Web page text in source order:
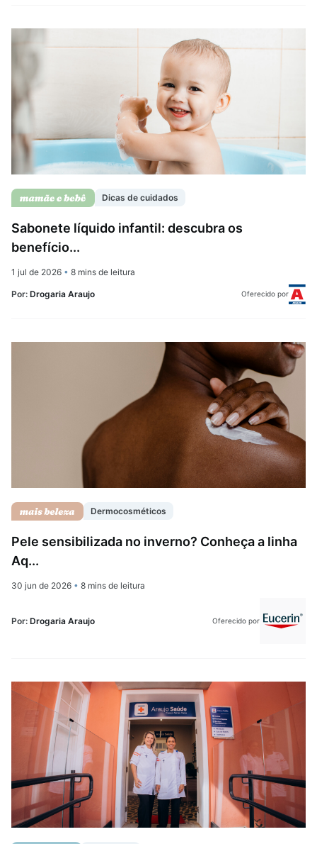
Dicas de cuidados
Sabonete líquido infantil: descubra os
benefício...
1 jul de 2026 • 8 mins de leitura
Por: Drogaria Araujo Oferecido por
Dermocosméticos
Pele sensibilizada no inverno? Conheça a linha
Aq...
30 jun de 2026 • 8 mins de leitura
Por: Drogaria Araujo Oferecido por